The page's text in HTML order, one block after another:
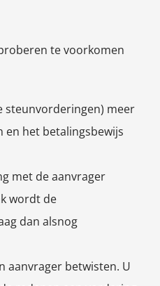
te voorkomen
steunvorderingen) meer
en het betalingsbewijs
met de aanvrager
wordt de
dan alsnog
aanvrager betwisten. U